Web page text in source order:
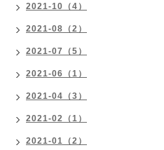
2021-10（4）
2021-08（2）
2021-07（5）
2021-06（1）
2021-04（3）
2021-02（1）
2021-01（2）